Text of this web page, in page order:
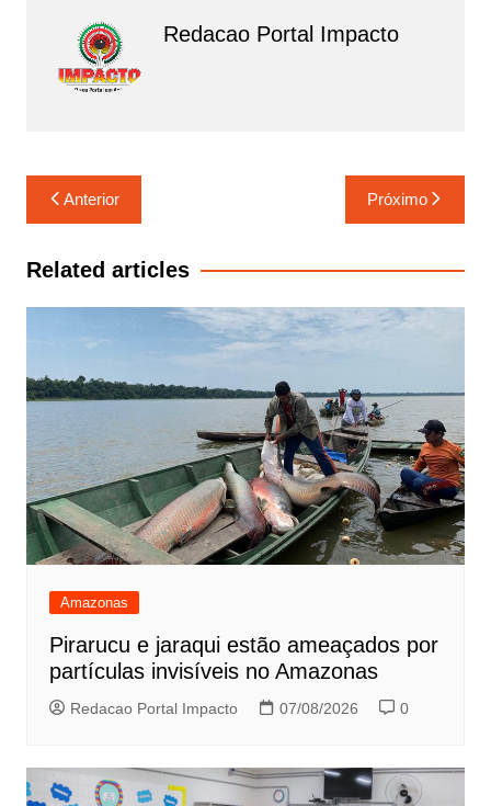
k
Redacao Portal Impacto
Navegação
de
Post
Anterior Próximo
Related articles
Amazonas
Pirarucu e jaraqui estão ameaçados por
partículas invisíveis no Amazonas
Redacao Portal Impacto 07/08/2026 0